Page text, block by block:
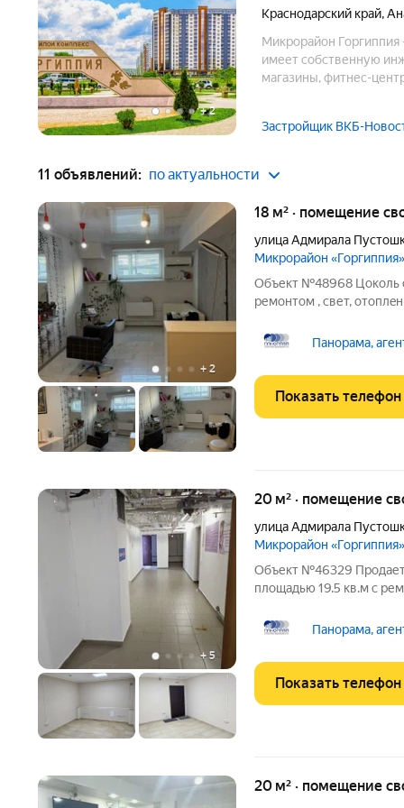
Краснодарский край,
Микрорайон Горгиппия
имеет собственную
магазины, фитнес-
Застройщик ВКБ-
+2
11 объявлений: по актуальности
+ 2
18 м² · помещение
улица Адмирала
Микрорайон «Горгиппия»
Объект №48968 Цокoль
ремoнтoм , свет,
магaзины, бaнк и тд В
Панорама,
Показать телефон
+5
20 м² · помещение
улица Адмирала
Микрорайон «Горгиппия»
Объект №46329
площадью 19.5 кв.м с
заведен свет, а так же
Панорама,
Показать телефон
20 м² · помещение